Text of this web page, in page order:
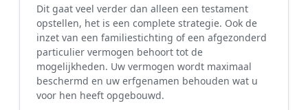
Dit gaat veel verder dan alleen een testament
opstellen, het is een complete strategie. Ook de
inzet van een familiestichting of een afgezonderd
particulier vermogen behoort tot de
mogelijkheden. Uw vermogen wordt maximaal
beschermd en uw erfgenamen behouden wat u
voor hen heeft opgebouwd.